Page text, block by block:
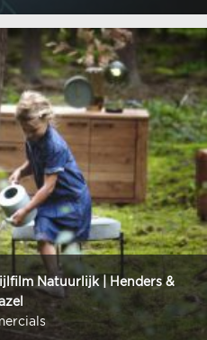
Natuurlijk | Henders &